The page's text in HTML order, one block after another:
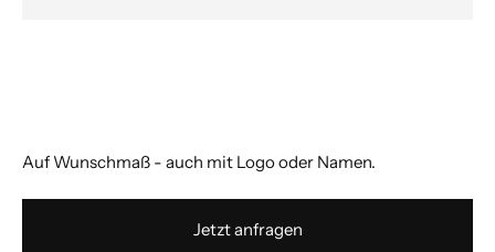
Auf Wunschmaß - auch mit Logo oder Namen.
Jetzt anfragen